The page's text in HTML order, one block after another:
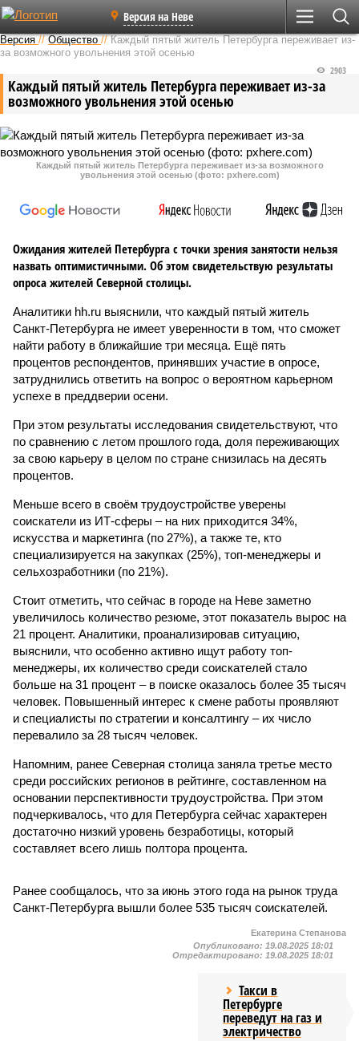
Версия на Неве
Версия //Общество //Каждый пятый житель Петербурга переживает из-
за возможного увольнения этой осенью
Каждый пятый житель Петербурга переживает из-за
возможного увольнения этой осенью
2903
Каждый пятый житель Петербурга переживает из-за возможного
увольнения этой осенью (фото: pxhere.com)
Ожидания жителей Петербурга с точки зрения занятости нельзя
назвать оптимистичными. Об этом свидетельствую результаты
опроса жителей Северной столицы.
Аналитики hh.ru выяснили, что каждый пятый житель
Санкт-Петербурга не имеет уверенности в том, что сможет
найти работу в ближайшие три месяца. Ещё пять
процентов респондентов, принявших участие в опросе,
затруднились ответить на вопрос о вероятном карьерном
успехе в преддверии осени.
При этом результаты исследования свидетельствуют, что
по сравнению с летом прошлого года, доля переживающих
за свою карьеру в целом по стране снизилась на десять
процентов.
Меньше всего в своём трудоустройстве уверены
соискатели из ИТ-сферы – на них приходится 34%,
искусства и маркетинга (по 27%), а также те, кто
специализируется на закупках (25%), топ-менеджеры и
сельхозработники (по 21%).
Стоит отметить, что сейчас в городе на Неве заметно
увеличилось количество резюме, этот показатель вырос на
21 процент. Аналитики, проанализировав ситуацию,
выяснили, что особенно активно ищут работу топ-
менеджеры, их количество среди соискателей стало
больше на 31 процент – в поиске оказалось более 35 тысяч
человек. Повышенный интерес к смене работы проявляют
и специалисты по стратегии и консалтингу – их число
перевалило за 28 тысяч человек.
Напомним, ранее Северная столица заняла третье место
среди российских регионов в рейтинге, составленном на
основании перспективности трудоустройства. При этом
подчеркивалось, что для Петербурга сейчас характерен
достаточно низкий уровень безработицы, который
составляет всего лишь полтора процента.
Ранее сообщалось, что за июнь этого года на рынок труда
Санкт-Петербурга вышли более 535 тысяч соискателей.
Екатерина Степанова
Опубликовано: 19.08.2025 18:01
Отредактировано: 19.08.2025 18:01
Такси в
Петербурге
переведут на газ и
электричество